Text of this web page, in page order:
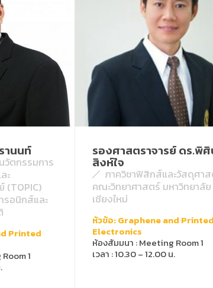
านนท์
วัตกรรมการ
ะ
(TOPIC)
รอนิกส์และ
Printed
1
รองศาสตราจารย์ ดร.พิ
สิงห์ใจ
ภาควิชาฟิสิกส์และวัสดุศา
คณะวิทยาศาสตร์ มหาวิทยาลัย
เชียงใหม่
หัวข้อ: Graphene and Printed
Electronics
ห้องสัมมนา : Meeting Room 1
เวลา : 10.30 – 12.00 น.